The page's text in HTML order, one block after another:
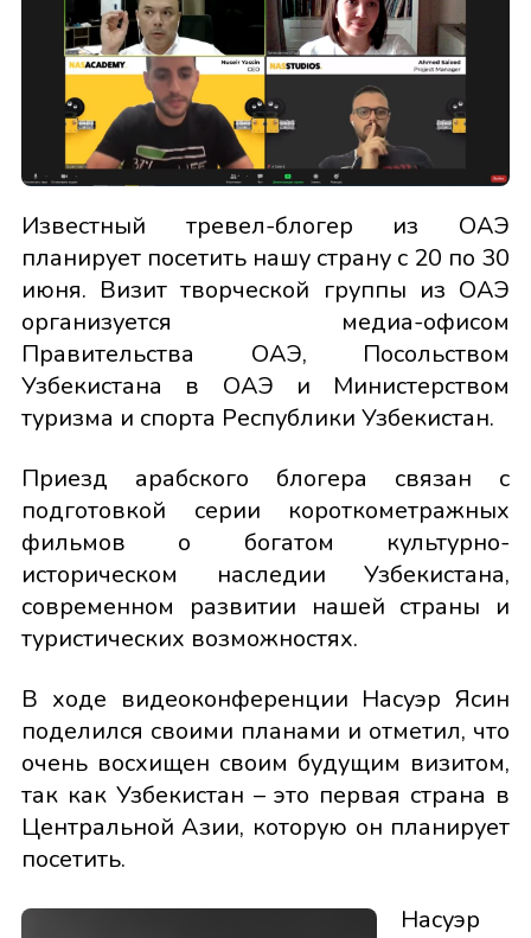
Известный тревел-блогер из ОАЭ
планирует посетить нашу страну с 20 по 30
июня. Визит творческой группы из ОАЭ
организуется медиа-офисом
Правительства ОАЭ, Посольством
Узбекистана в ОАЭ и Министерством
туризма и спорта Республики Узбекистан.
Приезд арабского блогера связан с
подготовкой серии короткометражных
фильмов о богатом культурно-
историческом наследии Узбекистана,
современном развитии нашей страны и
туристических возможностях.
В ходе видеоконференции Насуэр Ясин
поделился своими планами и отметил, что
очень восхищен своим будущим визитом,
так как Узбекистан – это первая страна в
Центральной Азии, которую он планирует
посетить.
Насуэр